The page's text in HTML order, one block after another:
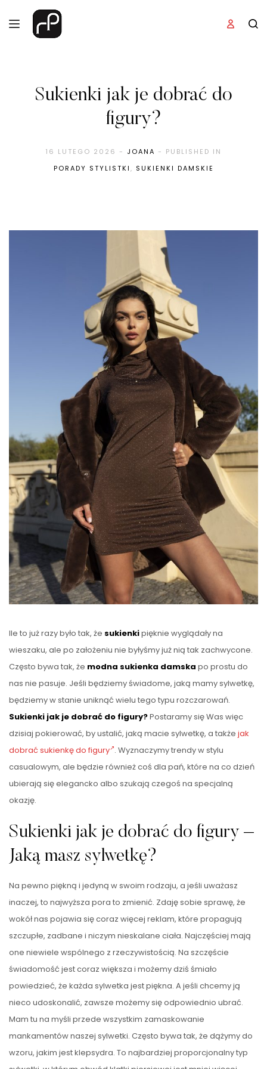
Sukienki jak je dobrać do
figury?
16 LUTEGO 2026 - JOANA - PUBLISHED IN
PORADY STYLISTKI, SUKIENKI DAMSKIE
Ile to już razy było tak, że sukienkipięknie wyglądały na
wieszaku, ale po założeniu nie byłyśmy już nią tak zachwycone.
Często bywa tak, że modna sukienka damska po prostu do
nas nie pasuje. Jeśli będziemy świadome, jaką mamy sylwetkę,
będziemy w stanie uniknąć wielu tego typu rozczarowań.
Sukienki jak je dobrać do figury?Postaramy się Was więc
dzisiaj pokierować, by ustalić, jaką macie sylwetkę, a także jak
dobrać sukienkę do figury . Wyznaczymy trendy w stylu
casualowym, ale będzie również coś dla pań, które na co dzień
ubierają się elegancko albo szukają czegoś na specjalną
okazję.
Sukienki jak je dobrać do figury –
Jaką masz sylwetkę?
Na pewno piękną i jedyną w swoim rodzaju, a jeśli uważasz
inaczej, to najwyższa pora to zmienić. Zdaję sobie sprawę, że
wokół nas pojawia się coraz więcej reklam, które propagują
szczupłe, zadbane i niczym nieskalane ciała. Najczęściej mają
one niewiele wspólnego z rzeczywistością. Na szczęście
świadomość jest coraz większa i możemy dziś śmiało
powiedzieć, że każda sylwetka jest piękna. A jeśli chcemy ją
nieco udoskonalić, zawsze możemy się odpowiednio ubrać.
Mam tu na myśli przede wszystkim zamaskowanie
mankamentów naszej sylwetki. Często bywa tak, że dążymy do
wzoru, jakim jest klepsydra. To najbardziej proporcjonalny typ